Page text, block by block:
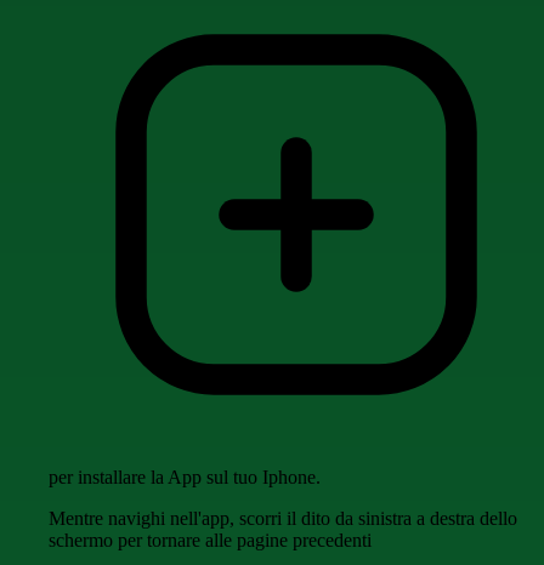
per installare la App sul tuo Iphone.
Mentre navighi nell'app, scorri il dito da sinistra a destra dello
schermo per tornare alle pagine precedenti